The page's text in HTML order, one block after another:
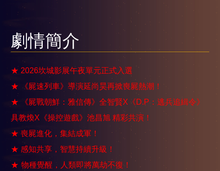
劇情簡介
★ 2026坎城影展午夜單元正式入選
★ 《屍速列車》導演延尚昊再掀喪屍熱潮！
★ 《屍戰朝鮮：雅信傳》全智賢X《D.P：逃兵追緝令》
具教煥X《操控遊戲》池昌旭 精彩共演！
★ 喪屍進化，集結成軍！
★ 感知共享，智慧持續升級！
★ 物種覺醒，人類即將萬劫不復！